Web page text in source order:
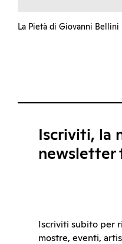
La Pietà di Giovanni Bellini
Iscriviti, la
newsletter
Iscriviti subito per
mostre, eventi,